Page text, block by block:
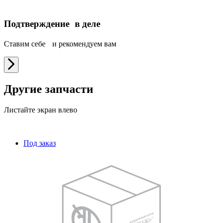
Подтверждение в деле
Ставим себе и рекомендуем вам
Другие запчасти
Листайте экран влево
Под заказ